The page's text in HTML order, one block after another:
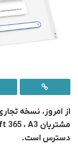
دسترس است.